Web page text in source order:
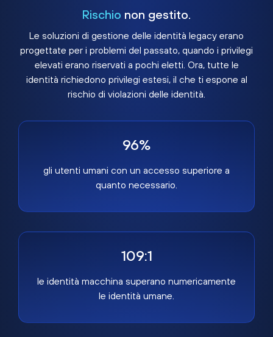
Rischio non gestito.
Le soluzioni di gestione delle identità legacy erano
progettate per i problemi del passato, quando i privilegi
elevati erano riservati a pochi eletti. Ora, tutte le
identità richiedono privilegi estesi, il che ti espone al
rischio di violazioni delle identità.
96%
gli utenti umani con un accesso superiore a
quanto necessario.
109:1
le identità macchina superano numericamente
le identità umane.